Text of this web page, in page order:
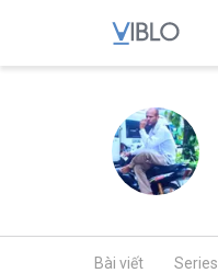
Bài viết Series